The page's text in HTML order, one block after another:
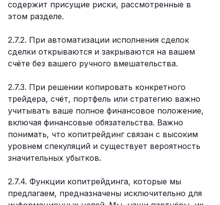
содержит присущие риски, рассмотренные в
этом разделе.
2.7.2. При автоматизации исполнения сделок
сделки открываются и закрываются на вашем
счёте без вашего ручного вмешательства.
2.7.3. При решении копировать конкретного
трейдера, счёт, портфель или стратегию важно
учитывать ваше полное финансовое положение,
включая финансовые обязательства. Важно
понимать, что копитрейдинг связан с высоким
уровнем спекуляций и существует вероятность
значительных убытков.
2.7.4. Функции копитрейдинга, которые мы
предлагаем, предназначены исключительно для